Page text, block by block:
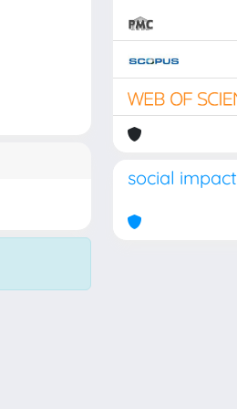
social impact